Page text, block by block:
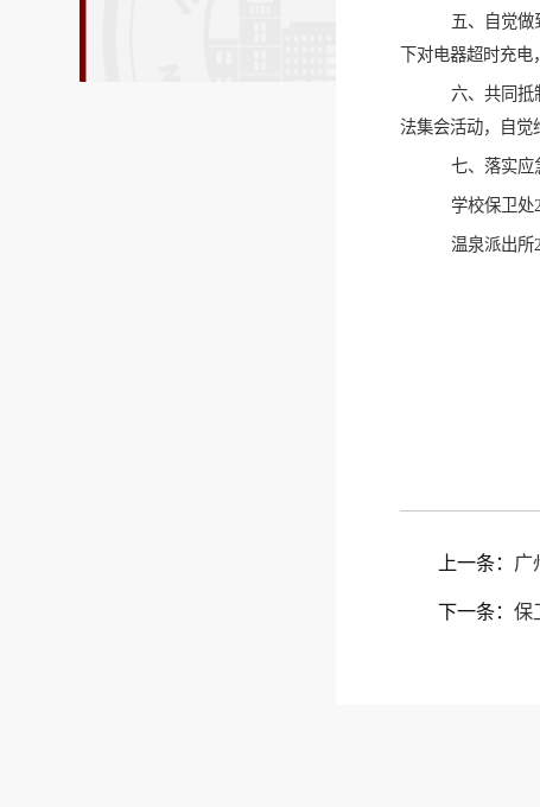
五、自觉做
下对电器超时充
六、共同抵
法集会活动，自觉
七、落实应
学校保卫处
温泉派出所
上一条： 广
下一条： 保